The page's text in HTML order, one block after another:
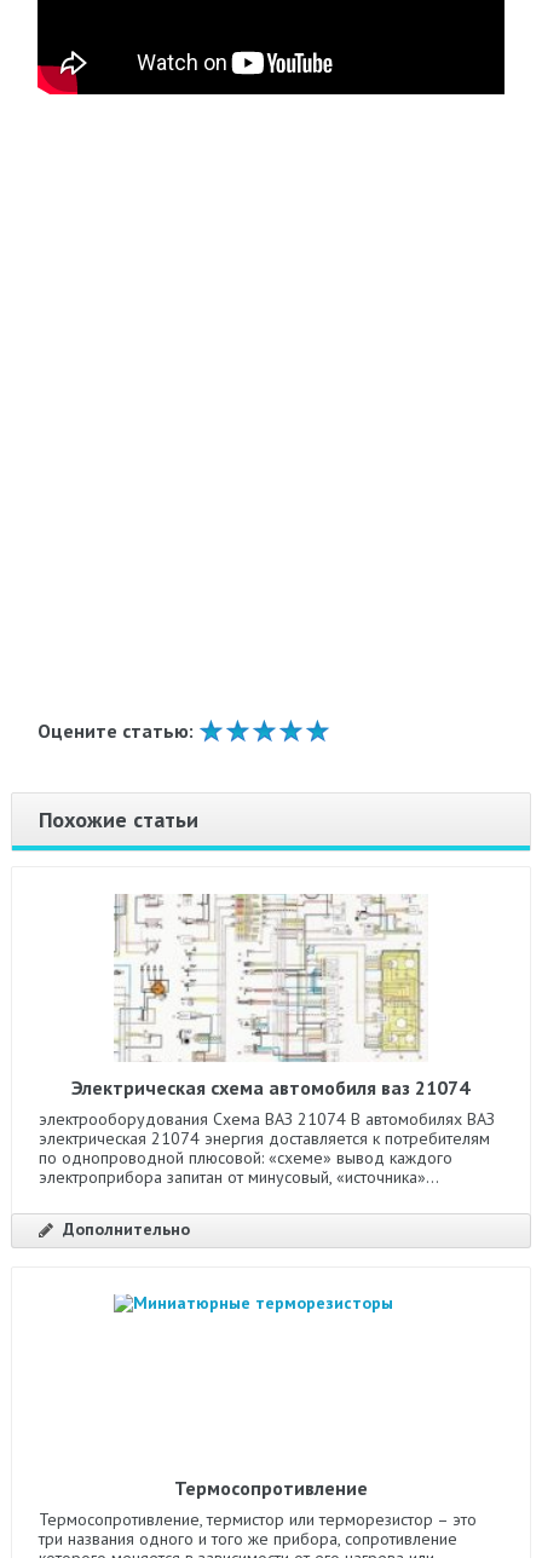
Оцените статью:
Похожие статьи
Электрическая схема автомобиля ваз 21074
электрооборудования Схема ВАЗ 21074 В автомобилях ВАЗ
электрическая 21074 энергия доставляется к потребителям
по однопроводной плюсовой: «схеме» вывод каждого
электроприбора запитан от минусовый, «источника»...
Дополнительно
Термосопротивление
Термосопротивление, термистор или терморезистор – это
три названия одного и того же прибора, сопротивление